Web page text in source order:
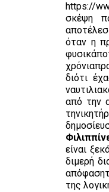
https://
σκέψη
όταν η
διότι
από την
είναι
διμερή
της